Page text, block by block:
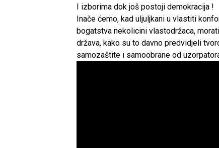
I izborima dok još postoji demokracija !
Inače ćemo, kad uljuljkani u vlastiti
bogatstva nekolicini vlastodržaca,
država, kako su to davno predvidjeli
samozaštite i samoobrane od